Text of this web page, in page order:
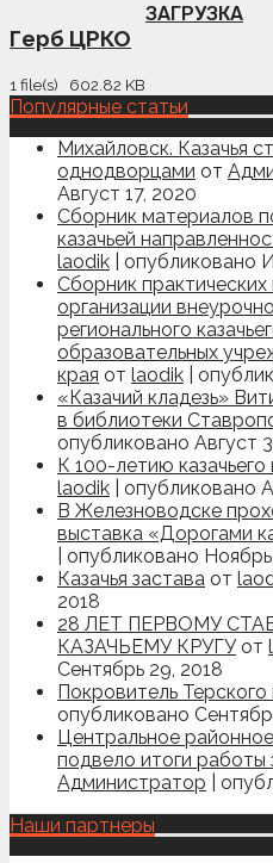
Герб ЦРКО
1 file(s) 602.82 KB
ЗАГРУЗКА
Популярные статьи
Михайловск. Казачья
однодворцами от
Август 17, 2020
Сборник материалов
казачьей
laodik
опубликовано
Сборник
организации
регионального
образовательных
края от laodik
«Казачий кладезь»
в библиотеки
опубликовано Август
К 100-летию
laodik
опубликовано
В Железноводске
выставка «Дорогами
опубликовано
Казачья застава от
2018
28 ЛЕТ ПЕРВОМУ
КАЗАЧЬЕМУ КРУГУ от
Сентябрь 29, 2018
Покровитель Терского
опубликовано
Центральное
подвело итоги работы
Администратор
Наши партнеры